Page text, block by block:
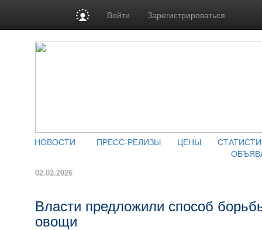
Войти Зарегистрироваться
НОВОСТИ ПРЕСС-РЕЛИЗЫ ЦЕНЫ
02.02.2026
Власти предложили способ
овощи